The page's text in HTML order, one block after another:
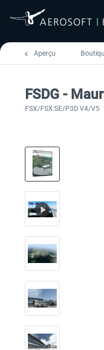
Aperçu
FSDG -
FSX/FSX:SE/P3D V4/V5